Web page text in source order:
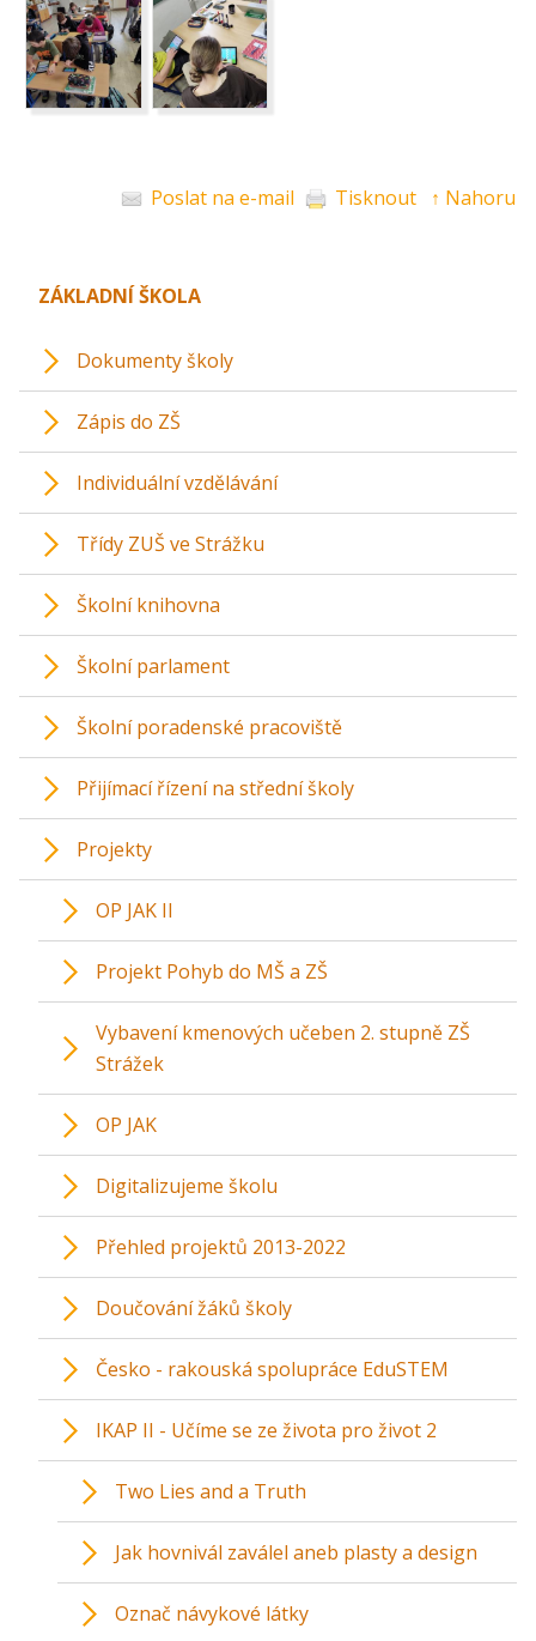
Poslat na e-mail Tisknout ↑ Nahoru
ZÁKLADNÍ ŠKOLA
Dokumenty školy
Zápis do ZŠ
Individuální vzdělávání
Třídy ZUŠ ve Strážku
Školní knihovna
Školní parlament
Školní poradenské pracoviště
Přijímací řízení na střední školy
Projekty
OP JAK II
Projekt Pohyb do MŠ a ZŠ
Vybavení kmenových učeben 2. stupně ZŠ
Strážek
OP JAK
Digitalizujeme školu
Přehled projektů 2013-2022
Doučování žáků školy
Česko - rakouská spolupráce EduSTEM
IKAP II - Učíme se ze života pro život 2
Two Lies and a Truth
Jak hovnivál zaválel aneb plasty a design
Označ návykové látky